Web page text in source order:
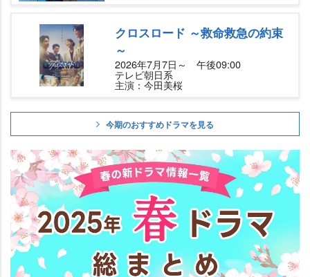
クロスロード ～救命救急の約束
～
2026年7月7日～ 午後09:00
テレビ朝日系
主演：今田美桜
今期のおすすめドラマを見る